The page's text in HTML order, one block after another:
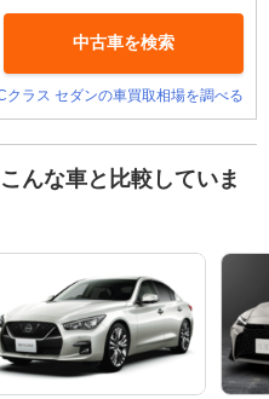
中古車を検索
クラス セダンの車買取相場を調べる
んな車と比較していま